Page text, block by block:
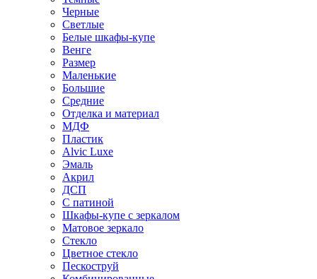
Черные
Светлые
Белые шкафы-купе
Венге
Размер
Маленькие
Большие
Средние
Отделка и материал
МДФ
Пластик
Alvic Luxe
Эмаль
Акрил
ДСП
С патиной
Шкафы-купе с зеркалом
Матовое зеркало
Стекло
Цветное стекло
Пескоструй